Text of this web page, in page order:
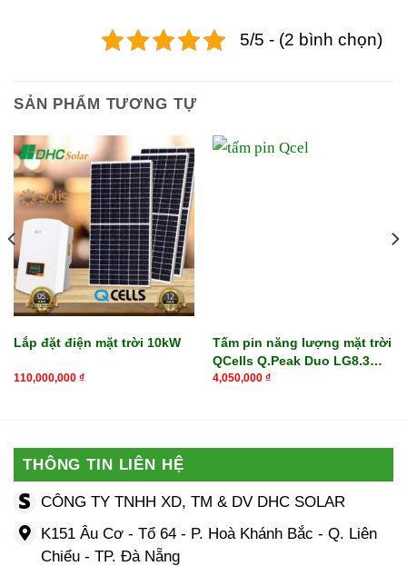
5/5 - (2 bình chọn)
SẢN PHẨM TƯƠNG TỰ
Lắp đặt điện mặt trời 10kW
110,000,000 ₫
Tấm pin năng lượng mặt trời
QCells Q.Peak Duo LG8.3
415
4,050,000 ₫
THÔNG TIN LIÊN HỆ
CÔNG TY TNHH XD, TM & DV DHC SOLAR
K151 Âu Cơ - Tổ 64 - P. Hoà Khánh Bắc - Q. Liên
Chiểu - TP. Đà Nẵng